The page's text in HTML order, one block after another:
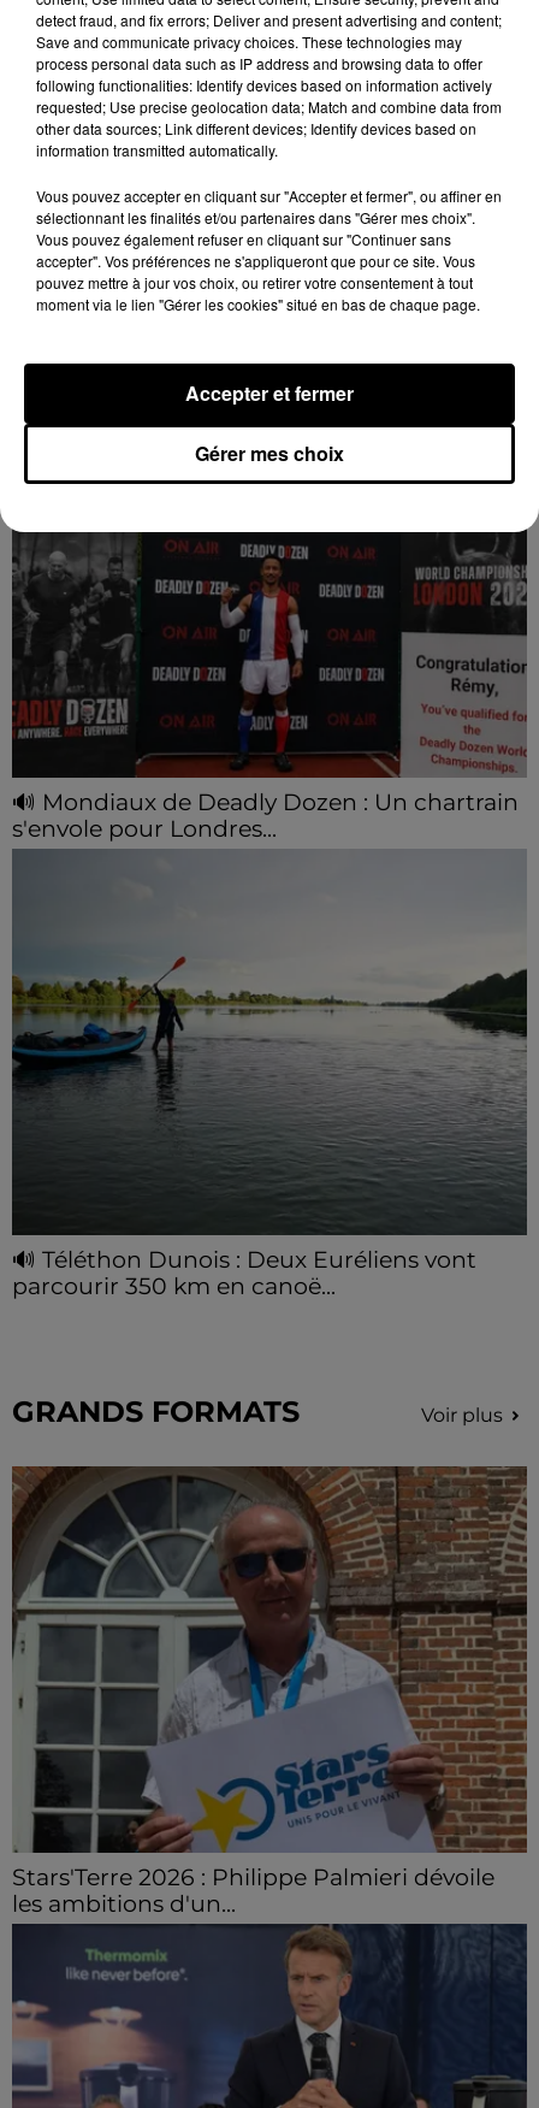
La commune de Soulaires appelle à la
vigilance après une tentative...
🔊 Mondiaux de Deadly Dozen : Un chartrain
s'envole pour Londres...
🔊 Téléthon Dunois : Deux Euréliens vont
parcourir 350 km en canoë...
GRANDS FORMATS Voir plus
Stars'Terre 2026 : Philippe Palmieri dévoile
les ambitions d'un...
detect fraud, and fix errors; Deliver and present advertising and content;
Save and communicate privacy choices. These technologies may
process personal data such as IP address and browsing data to offer
following functionalities: Identify devices based on information actively
requested; Use precise geolocation data; Match and combine data from
other data sources; Link different devices; Identify devices based on
information transmitted automatically.
Vous pouvez accepter en cliquant sur "Accepter et fermer", ou affiner en
sélectionnant les finalités et/ou partenaires dans "Gérer mes choix".
Vous pouvez également refuser en cliquant sur "Continuer sans
accepter". Vos préférences ne s'appliqueront que pour ce site. Vous
pouvez mettre à jour vos choix, ou retirer votre consentement à tout
moment via le lien "Gérer les cookies" situé en bas de chaque page.
Gérer mes choix
Accepter et fermer